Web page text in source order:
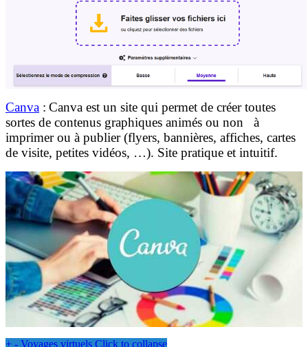
Canva : Canva est un site qui permet de créer toutes
sortes de contenus graphiques animés ou non à
imprimer ou à publier (flyers, bannières, affiches, cartes
de visite, petites vidéos, …). Site pratique et intuitif.
+ - Voyages virtuels Click to collapse